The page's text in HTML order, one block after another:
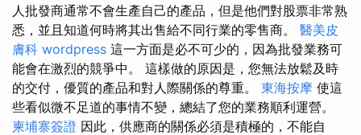
人批發商通常不會生產自己的產品，但是他們對股票非常熟
悉，並且知道何時將其出售給不同行業的零售商。 醫美皮
膚科 wordpress 這一方面是必不可少的，因為批發業務可
能會在激烈的競爭中。 這樣做的原因是，您無法放鬆及時
的交付，優質的產品和對人際關係的尊重。 東海按摩 使這
些看似微不足道的事情不變，總結了您的業務順利運營。
柬埔寨簽證 因此，供應商的關係必須是積極的，不能自